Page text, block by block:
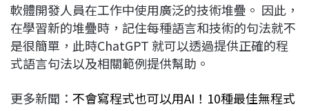
軟體開發人員在工作中使用廣泛的技術堆疊。 因此，
在學習新的堆疊時，記住每種語言和技術的句法就不
是很簡單，此時ChatGPT 就可以透過提供正確的程
式語言句法以及相關範例提供幫助。
更多新聞： 不會寫程式也可以用AI！10種最佳無程式